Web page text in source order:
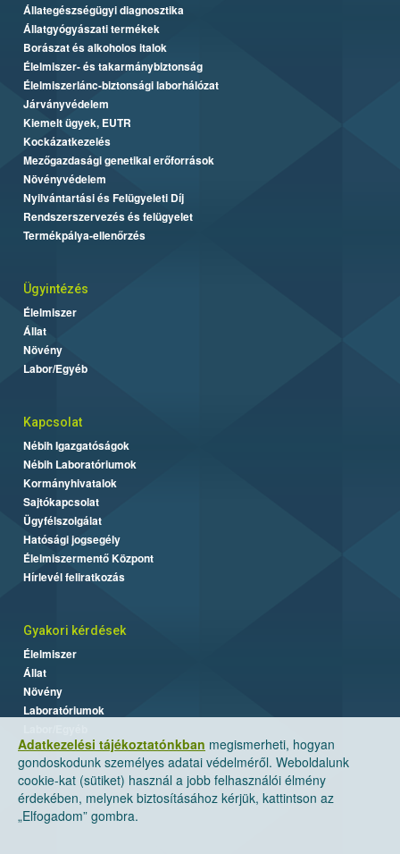
Adatkezelési tájékoztatónkban megismerheti, hogyan
gondoskodunk személyes adatai védelméről. Weboldalunk
cookie-kat (sütiket) használ a jobb felhasználói élmény
érdekében, melynek biztosításához kérjük, kattintson az
„Elfogadom” gombra.
Állategészségügyi diagnosztika
Állatgyógyászati termékek
Borászat és alkoholos italok
Élelmiszer- és takarmánybiztonság
Élelmiszerlánc-biztonsági laborhálózat
Járványvédelem
Kiemelt ügyek, EUTR
Kockázatkezelés
Mezőgazdasági genetikai erőforrások
Növényvédelem
Nyilvántartási és Felügyeleti Díj
Rendszerszervezés és felügyelet
Termékpálya-ellenőrzés
Ügyintézés
Élelmiszer
Állat
Növény
Labor/Egyéb
Kapcsolat
Nébih Igazgatóságok
Nébih Laboratóriumok
Kormányhivatalok
Sajtókapcsolat
Ügyfélszolgálat
Hatósági jogsegély
Élelmiszermentő Központ
Hírlevél feliratkozás
Gyakori kérdések
Élelmiszer
Állat
Növény
Laboratóriumok